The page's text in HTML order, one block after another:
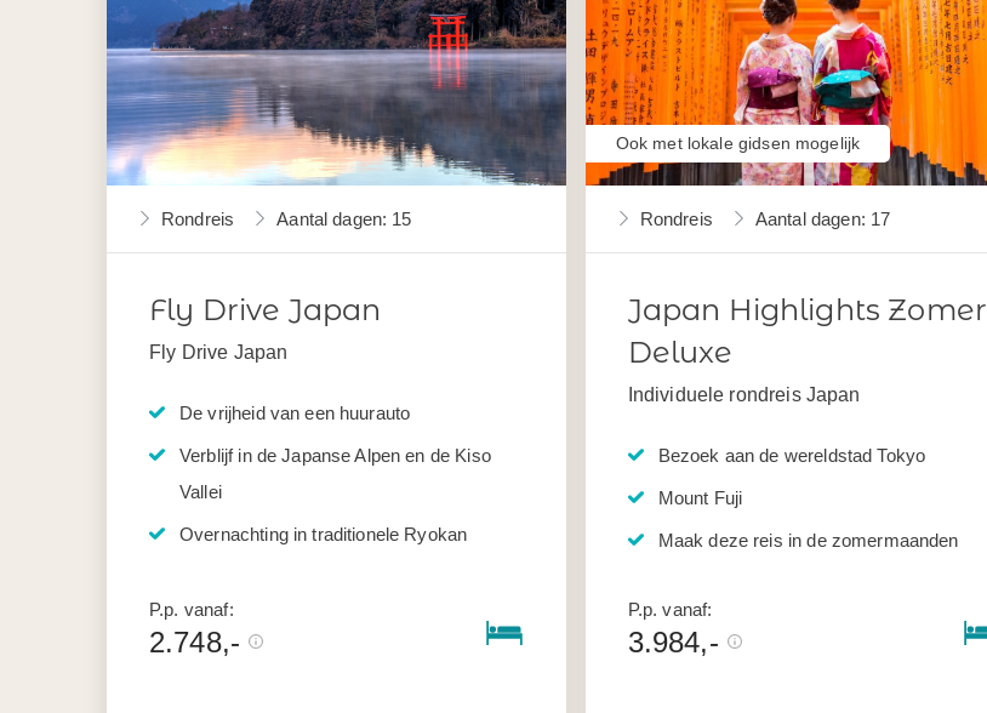
Rondreis Aantal dagen: 15
Fly Drive Japan
Fly Drive Japan
De vrijheid van een huurauto
Verblijf in de Japanse Alpen en de Kiso
Vallei
Overnachting in traditionele Ryokan
P.p. vanaf:
2.748,-
Rondreis Aantal dagen: 17
Japan Highlights Zomer
Deluxe
Individuele rondreis Japan
Bezoek aan de wereldstad Tokyo
Mount Fuji
Maak deze reis in de zomermaanden
Ook met lokale gidsen mogelijk
P.p. vanaf:
3.984,-